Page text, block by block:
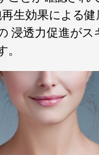
生効果による健
浸透力促進がス
。